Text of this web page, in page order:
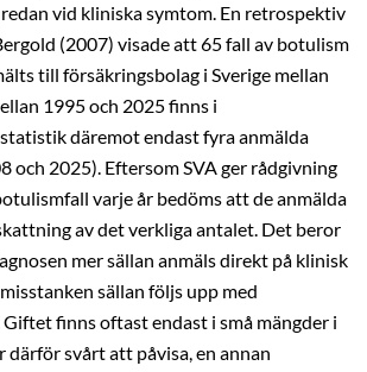
vid kliniska symtom. En retrospektiv
(2007) visade att 65 fall av botulism
till försäkringsbolag i Sverige mellan
1995 och 2025 finns i
däremot endast fyra anmälda
och 2025). Eftersom SVA ger rådgivning
varje år bedöms att de anmälda
av det verkliga antalet. Det beror
mer sällan anmäls direkt på klinisk
sällan följs upp med
finns oftast endast i små mängder i
därför svårt att påvisa, en annan